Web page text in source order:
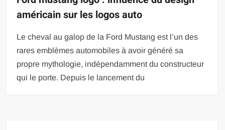
américain sur les logos auto
Le cheval au galop de la Ford Mustang est l’un des
rares emblèmes automobiles à avoir généré sa
propre mythologie, indépendamment du constructeur
qui le porte. Depuis le lancement du